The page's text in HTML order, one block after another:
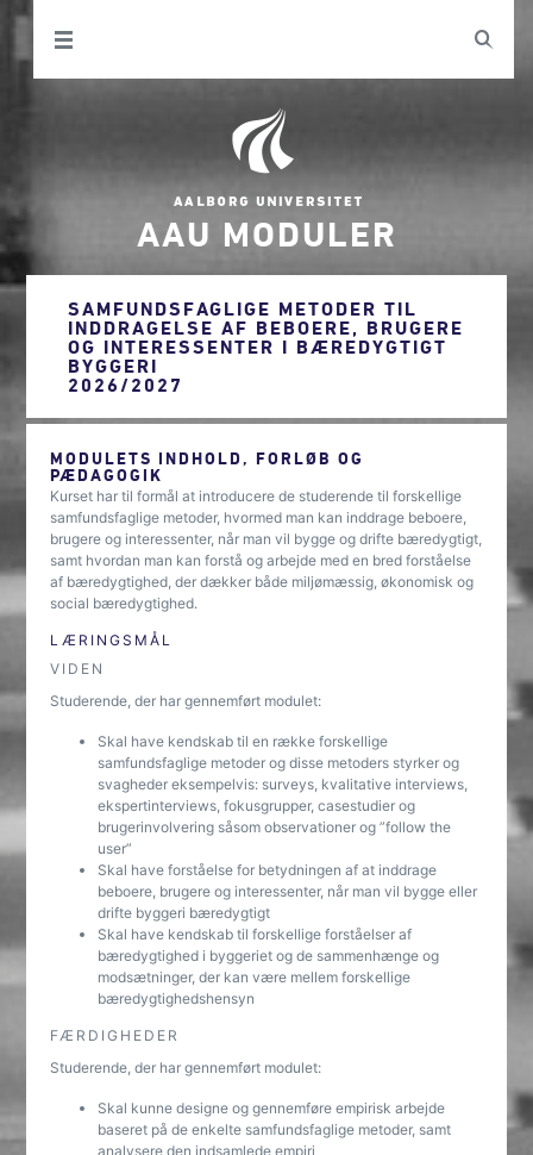
AAU MODULER
SAMFUNDSFAGLIGE METODER TIL
INDDRAGELSE AF BEBOERE, BRUGERE
OG INTERESSENTER I BÆREDYGTIGT
BYGGERI
2026/2027
MODULETS INDHOLD, FORLØB OG
PÆDAGOGIK
Kurset har til formål at introducere de studerende til forskellige
samfundsfaglige metoder, hvormed man kan inddrage beboere,
brugere og interessenter, når man vil bygge og drifte bæredygtigt,
samt hvordan man kan forstå og arbejde med en bred forståelse
af bæredygtighed, der dækker både miljømæssig, økonomisk og
social bæredygtighed.
LÆRINGSMÅL
VIDEN
Studerende, der har gennemført modulet:
Skal have kendskab til en række forskellige
samfundsfaglige metoder og disse metoders styrker og
svagheder eksempelvis: surveys, kvalitative interviews,
ekspertinterviews, fokusgrupper, casestudier og
brugerinvolvering såsom observationer og ”follow the
user”
Skal have forståelse for betydningen af at inddrage
beboere, brugere og interessenter, når man vil bygge eller
drifte byggeri bæredygtigt
Skal have kendskab til forskellige forståelser af
bæredygtighed i byggeriet og de sammenhænge og
modsætninger, der kan være mellem forskellige
bæredygtighedshensyn
FÆRDIGHEDER
Studerende, der har gennemført modulet:
Skal kunne designe og gennemføre empirisk arbejde
baseret på de enkelte samfundsfaglige metoder, samt
analysere den indsamlede empiri